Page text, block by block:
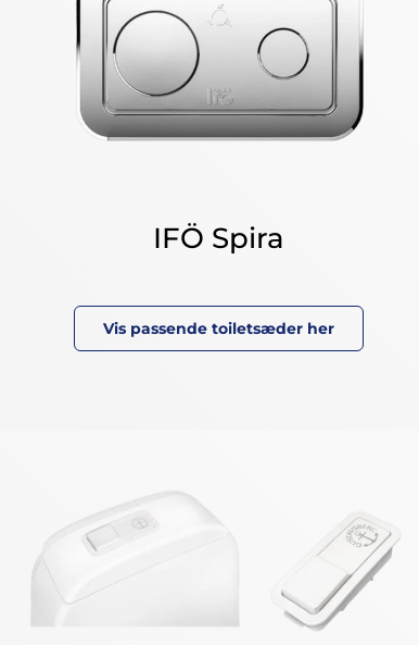
IFÖ Spira
Vis passende toiletsæder her